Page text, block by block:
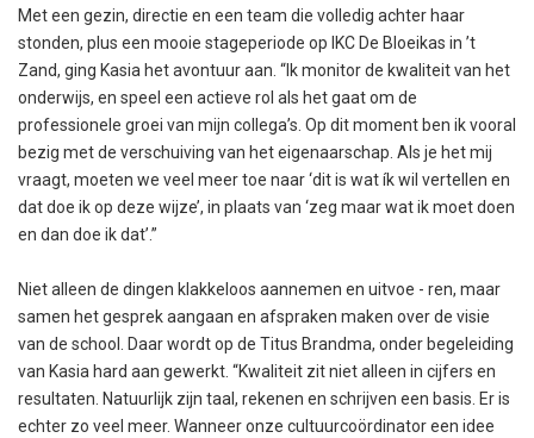
Met een gezin, directie en een team die volledig achter haar
stonden, plus een mooie stageperiode op IKC De Bloeikas in ’t
Zand, ging Kasia het avontuur aan. “Ik monitor de kwaliteit van het
onderwijs, en speel een actieve rol als het gaat om de
professionele groei van mijn collega’s. Op dit moment ben ik vooral
bezig met de verschuiving van het eigenaarschap. Als je het mij
vraagt, moeten we veel meer toe naar ‘dit is wat ík wil vertellen en
dat doe ik op deze wijze’, in plaats van ‘zeg maar wat ik moet doen
en dan doe ik dat’.”
Niet alleen de dingen klakkeloos aannemen en uitvoe - ren, maar
samen het gesprek aangaan en afspraken maken over de visie
van de school. Daar wordt op de Titus Brandma, onder begeleiding
van Kasia hard aan gewerkt. “Kwaliteit zit niet alleen in cijfers en
resultaten. Natuurlijk zijn taal, rekenen en schrijven een basis. Er is
echter zo veel meer. Wanneer onze cultuurcoördinator een idee